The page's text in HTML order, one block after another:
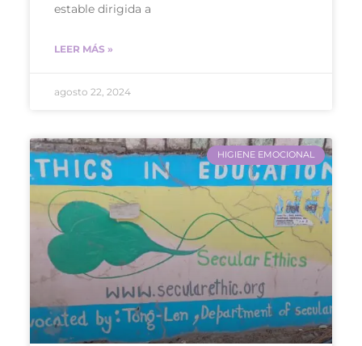
estable dirigida a
LEER MÁS »
agosto 22, 2024
HIGIENE EMOCIONAL